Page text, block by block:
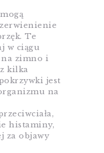
Te
w ciągu
zimno i
kilka
jest
na
histaminy,
za objawy